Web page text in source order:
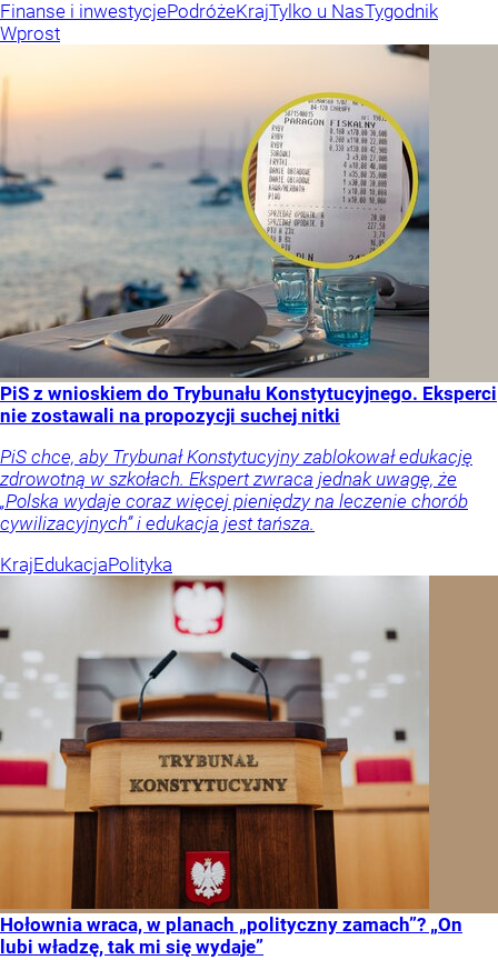
Finanse i inwestycjePodróżeKrajTylko u NasTygodnik
Wprost
PiS z wnioskiem do Trybunału Konstytucyjnego. Eksperci
nie zostawali na propozycji suchej nitki
PiS chce, aby Trybunał Konstytucyjny zablokował edukację
zdrowotną w szkołach. Ekspert zwraca jednak uwagę, że
„Polska wydaje coraz więcej pieniędzy na leczenie chorób
cywilizacyjnych” i edukacja jest tańsza.
KrajEdukacjaPolityka
Hołownia wraca, w planach „polityczny zamach”? „On
lubi władzę, tak mi się wydaje”